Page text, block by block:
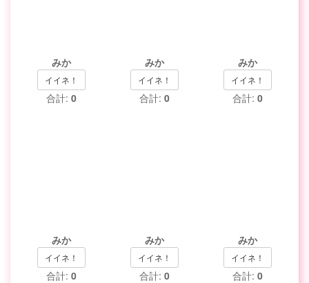
みか
イイネ！
合計: 0
みか
イイネ！
合計: 0
みか
イイネ！
合計:0
みか
イイネ！
合計: 0
みか
イイネ！
合計: 0
みか
イイネ！
合計:0